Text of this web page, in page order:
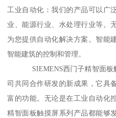
工业自动化：我们的产品可以广
业、能源行业、水处理行业等。
为您提供自动化解决方案。智能
智能建筑的控制和管理。
SIEMENS西门子精智面板触
司共同合作研发的新成果，它具
富的功能。无论是在工业自动化
精智面板触摸屏系列产品都能够